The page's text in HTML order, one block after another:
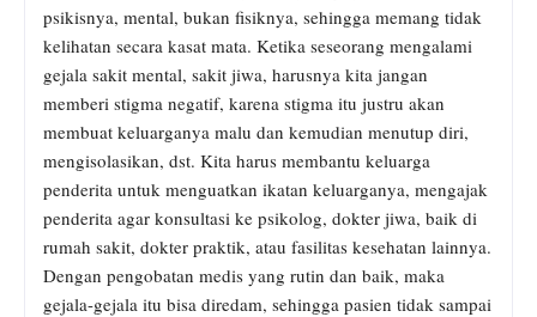
psikisnya, mental, bukan fisiknya, sehingga memang tidak
kelihatan secara kasat mata. Ketika seseorang mengalami
gejala sakit mental, sakit jiwa, harusnya kita jangan
memberi stigma negatif, karena stigma itu justru akan
membuat keluarganya malu dan kemudian menutup diri,
mengisolasikan, dst. Kita harus membantu keluarga
penderita untuk menguatkan ikatan keluarganya, mengajak
penderita agar konsultasi ke psikolog, dokter jiwa, baik di
rumah sakit, dokter praktik, atau fasilitas kesehatan lainnya.
Dengan pengobatan medis yang rutin dan baik, maka
gejala-gejala itu bisa diredam, sehingga pasien tidak sampai